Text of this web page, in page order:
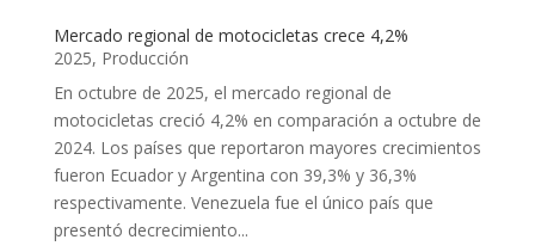
Mercado regional de motocicletas crece 4,2%
2025, Producción
En octubre de 2025, el mercado regional de
motocicletas creció 4,2% en comparación a octubre de
2024. Los países que reportaron mayores crecimientos
fueron Ecuador y Argentina con 39,3% y 36,3%
respectivamente. Venezuela fue el único país que
presentó decrecimiento...